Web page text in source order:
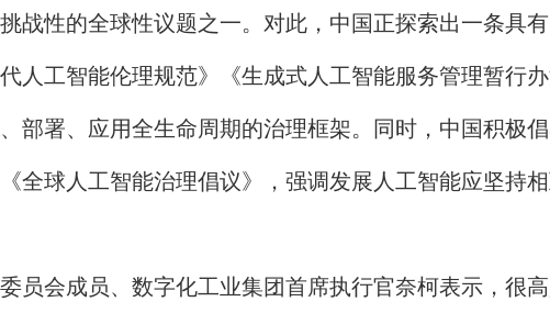
性的全球性议题之一。对此，中国正探索出一条具有
工智能伦理规范》《生成式人工智能服务管理暂行
部署、应用全生命周期的治理框架。同时，中国积极
全球人工智能治理倡议》，强调发展人工智能应坚持
会成员、数字化工业集团首席执行官奈柯表示，很